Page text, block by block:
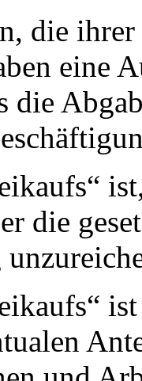
die
eine
die
die